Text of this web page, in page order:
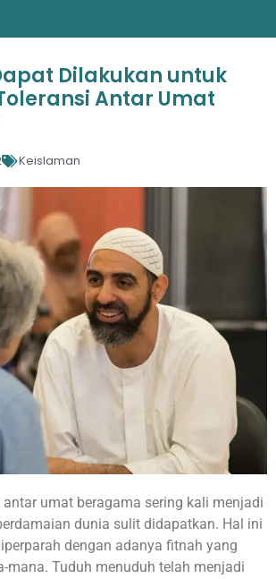
Dilakukan untuk
Antar Umat
Keislaman
umat beragama sering kali menjadi
dunia sulit didapatkan. Hal ini
dengan adanya fitnah yang
mana. Tuduh menuduh telah menjadi